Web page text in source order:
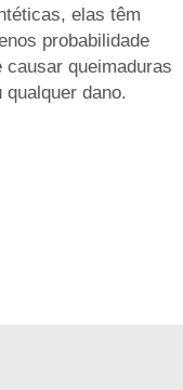
elas têm
probabilidade
causar queimaduras
qualquer dano.